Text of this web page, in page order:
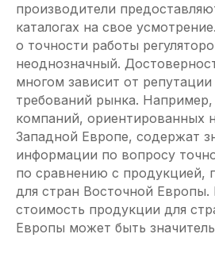
производители
каталогах на свое
о точности работы
неоднозначный.
многом зависит от
требований рынка. Например,
компаний, ориентированных
Западной Европе, содержат
информации по вопросу
по сравнению с продукцией,
для стран Восточной
стоимость продукции для
Европы может быть